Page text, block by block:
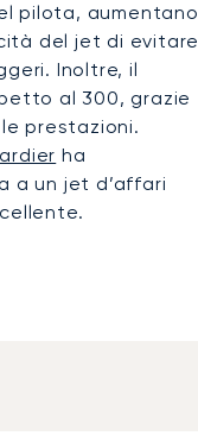
pilota, aumentano
del jet di evitare
Inoltre, il
al 300, grazie
prestazioni.
ha
a un jet d’affari